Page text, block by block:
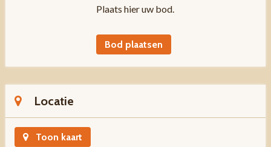
Plaats hier uw bod.
Bod plaatsen
Locatie
Toon kaart